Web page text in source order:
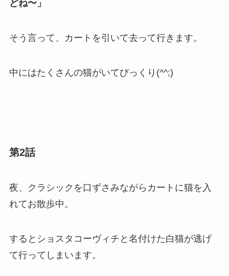
どね〜」
そう言って、カートを引いて去って行きます。
中にはたくさんの猫がいてびっくり(^^;)
第2話
夜、クラシックを口ずさみながらカートに猫を入
れてお散歩中。
するとショスタコーヴィチと名付けた白猫が逃げ
て行ってしまいます。